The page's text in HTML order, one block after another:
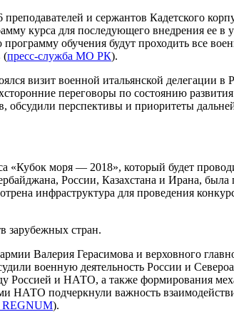
и сержантов Кадетского
курса для последующего внедрения ее в
обучения будут проходить все
(пресс-служба МО РК).
визит военной итальянской делегации в
переговоры по состоянию
обсудили перспективы и приоритеты
«Кубок моря — 2018», который будет
России, Казахстана и Ирана, была
инфраструктура для проведения
зарубежных стран.
Валерия Герасимова и верховного
военную деятельность России и
Россией и НАТО, а также формирования
НАТО подчеркнули важность
).